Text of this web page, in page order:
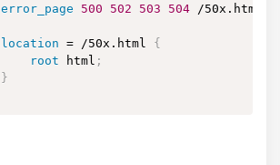
error_page 500 502 503 504 /50x.html
location = /50x.html
{
root html ;
}